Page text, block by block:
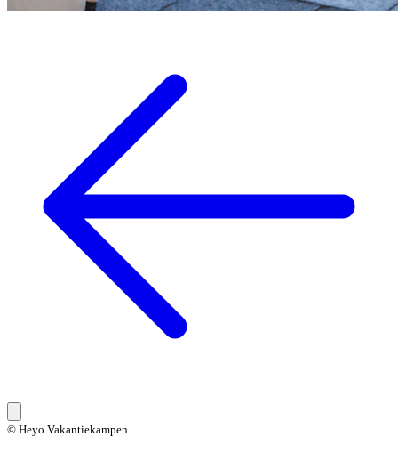
© Heyo Vakantiekampen